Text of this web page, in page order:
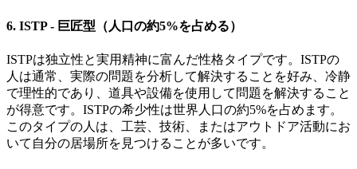
6. ISTP - 巨匠型（人口の約5%を占める）
ISTPは独立性と実用精神に富んだ性格タイプです。ISTPの
人は通常、実際の問題を分析して解決することを好み、冷静
で理性的であり、道具や設備を使用して問題を解決すること
が得意です。ISTPの希少性は世界人口の約5%を占めます。
このタイプの人は、工芸、技術、またはアウトドア活動にお
いて自分の居場所を見つけることが多いです。